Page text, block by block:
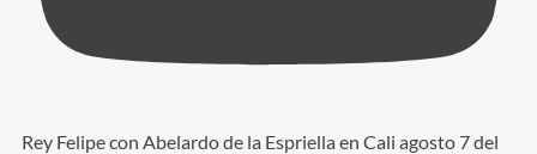
Rey Felipe con Abelardo de la Espriella en Cali agosto 7 del